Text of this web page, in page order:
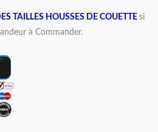
TAILLES HOUSSES DE COUETTE si
à Commander.